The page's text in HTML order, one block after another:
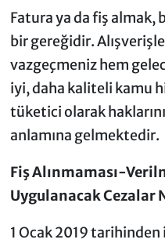
Fatura ya da fiş almak,
bir gereğidir.
vazgeçmeniz hem
iyi, daha kaliteli kamu
tüketici olarak
anlamına gelmektedir.
Fiş Alınmaması-
Uygulanacak Cezalar
1 Ocak 2019